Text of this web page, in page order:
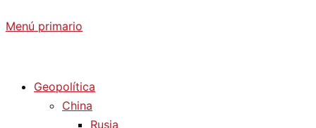
Menú primario
Geopolítica
China
Rusia